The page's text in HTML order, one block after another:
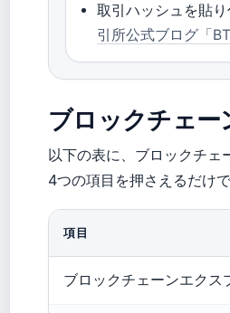
取引ハッシュを貼
引所公式ブログ「
ブロックチェ
以下の表に、ブロックチェ
4つの項目を押さえるだけ
項目
ブロックチェーンエクス